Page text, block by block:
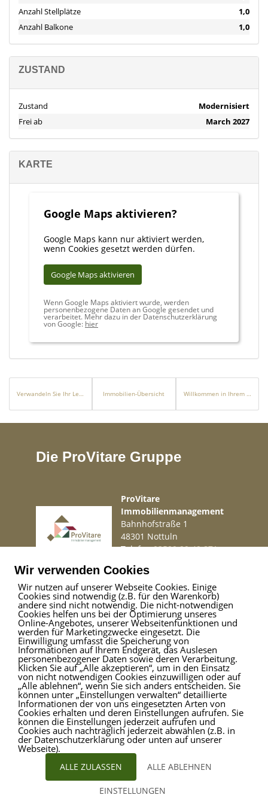
Fatima Kazmi
E-Mail: fatima.kazmi@falcrealestate.com
Mobil: +971 58 667 2732 / 0585454979
Büro: +971 4 584 9218
Anzahl Stellplätze
1,0
Anzahl Balkone
1,0
ZUSTAND
Zustand
Modernisiert
Frei ab
March 2027
KARTE
Google Maps aktivieren?
Google Maps kann nur aktiviert werden,
wenn Cookies gesetzt werden dürfen.
Google Maps aktivieren
Wenn Google Maps aktiviert wurde, werden
personenbezogene Daten an Google gesendet und
verarbeitet. Mehr dazu in der Datenschutzerklärung
von Google: hier
Verwandeln Sie Ihr Leben mit einer Immobilieninvestition! Ihr Traumhaus oder Ihre Investitionsmöglichkeit in Dubai wartet auf Sie! Immobilien-Übersicht Willkommen in Ihrem neuen Zuhause mit Fernblick
Die ProVitare Gruppe
ProVitare
Immobilienmanagement
Bahnhofstraße 1
48301 Nottuln
Telefon02509 99 49 871
Impressum|Haftungsausschluss|Datenschutz
ProVitare Commercial
GmbH
Bahnhofstraße 1
48301 Nottuln
Telefon02509 99 49 871
Mailinfo@provitare.de
Wir verwenden Cookies
Wir nutzen auf unserer Webseite Cookies. Einige
Cookies sind notwendig (z.B. für den Warenkorb)
andere sind nicht notwendig. Die nicht-notwendigen
Cookies helfen uns bei der Optimierung unseres
Online-Angebotes, unserer Webseitenfunktionen und
werden für Marketingzwecke eingesetzt. Die
Einwilligung umfasst die Speicherung von
Informationen auf Ihrem Endgerät, das Auslesen
personenbezogener Daten sowie deren Verarbeitung.
Klicken Sie auf „Alle akzeptieren“, um in den Einsatz
von nicht notwendigen Cookies einzuwilligen oder auf
„Alle ablehnen“, wenn Sie sich anders entscheiden. Sie
können unter „Einstellungen verwalten“ detaillierte
Informationen der von uns eingesetzten Arten von
Cookies erhalten und deren Einstellungen aufrufen. Sie
können die Einstellungen jederzeit aufrufen und
Cookies auch nachträglich jederzeit abwählen (z.B. in
der Datenschutzerklärung oder unten auf unserer
Webseite).
ALLE ZULASSEN ALLE ABLEHNEN
EINSTELLUNGEN